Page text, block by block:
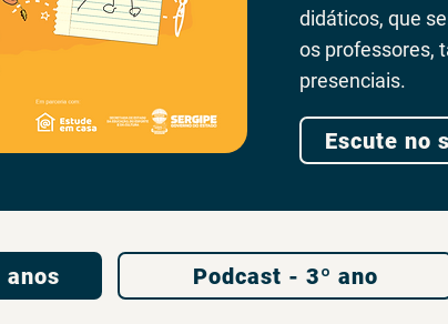
didáticos, que
os professores,
presenciais.
Escute no
anos Podcast - 3º ano